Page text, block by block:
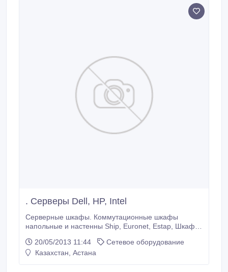
. Серверы Dell, HP, Intel
Серверные шкафы. Коммутационные шкафы
напольные и настенны Ship, Euronet, Estap, Шкаф
Серверы Dell, HP, Intel, Открытые стойки,
Аксессуары для шкафов и стоек , Кабельный канал
20/05/2013 11:44
Сетевое оборудование
Казахстан, Астана